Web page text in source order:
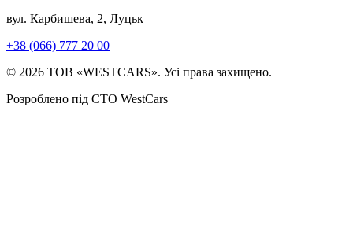
вул. Карбишева, 2, Луцьк
+38 (066) 777 20 00
© 2026 ТОВ «WESTCARS». Усі права захищено.
Розроблено під СТО WestCars